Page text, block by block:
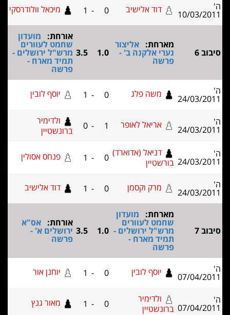
דוד אלישיב 0
-
1 מיכאל וולודרסקי
אליצור
נערי אלקנה ב' - 1.0
3.5
שחמט לעוורים
מרש"ל ירושלים -
משה פלג 0
-
1 יוסף לובין
אריאל לאופר 1
-
0
ולדימיר
ברונשטיין
דניאל (אדוארד)
בורשטיין
0
-
1 פנחס אסולין
מרק וקסמן 0
-
1 דוד אלישיב
מועדון
מרש"ל ירושלים - 1.0
3.5
אורחת:
ירושלים א' -
פרשה
יוסף לובין 0
-
1 יוחנן אור
ולדימיר
ברונשטיין
0
-
1 מאור גנץ